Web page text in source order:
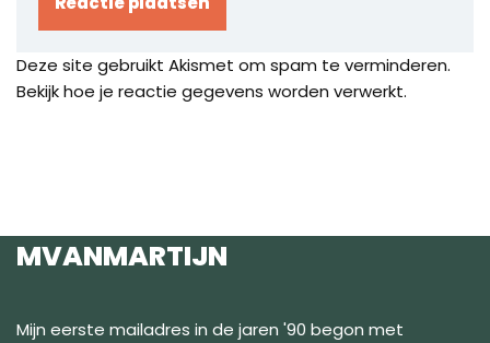
Deze site gebruikt Akismet om spam te verminderen.
Bekijk hoe je reactie gegevens worden verwerkt.
MVANMARTIJN
Mijn eerste mailadres in de jaren '90 begon met